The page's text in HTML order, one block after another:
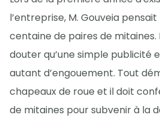
l’entreprise, M. Gouveia
centaine de paires de mitaines.
douter qu’une simple publicité
autant d’engouement. Tout
chapeaux de roue et il doit
de mitaines pour subvenir à la